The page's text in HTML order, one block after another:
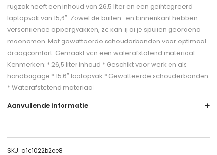
rugzak heeft een inhoud van 26,5 liter en een geïntegreerd
laptopvak van 15,6″. Zowel de buiten- en binnenkant hebben
verschillende opbergvakken, zo kan jij al je spullen geordend
meenemen. Met gewatteerde schouderbanden voor optimaal
draagcomfort. Gemaakt van een waterafstotend materiaal.
Kenmerken: * 26,5 liter inhoud * Geschikt voor werk en als
handbagage * 15,6″ laptopvak * Gewatteerde schouderbanden
* Waterafstotend materiaal
Aanvullende informatie
SKU: a1a1022b2ee8